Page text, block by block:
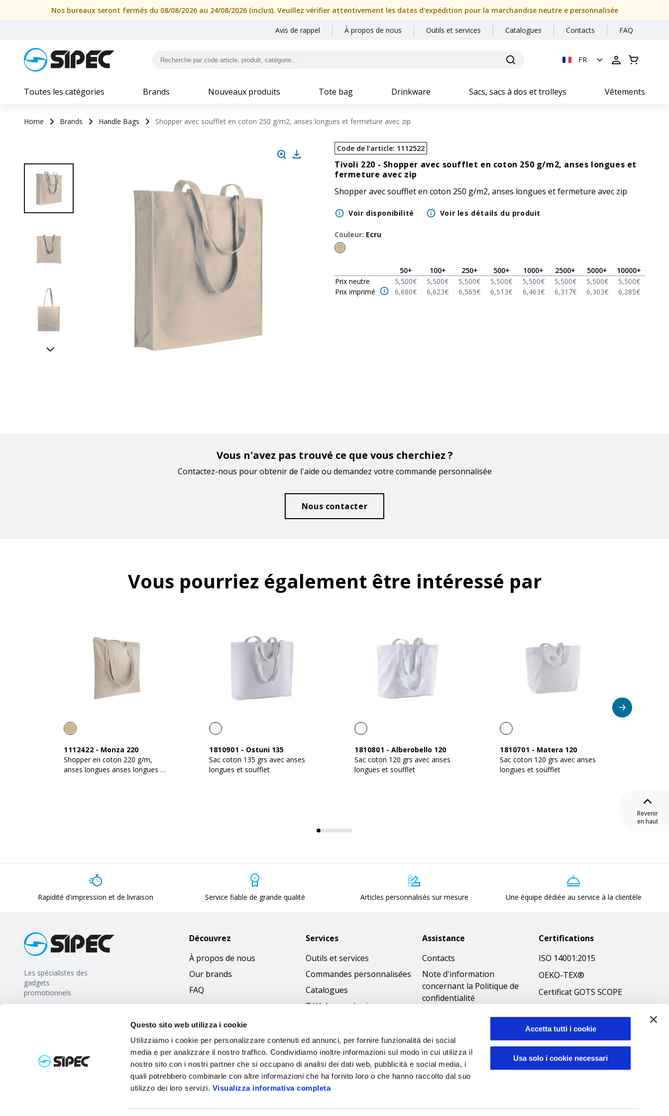
Questo sito web utilizza i cookie
Utilizziamo i cookie per personalizzare contenuti ed annunci, per fornire funzionalità dei social
media e per analizzare il nostro traffico. Condividiamo inoltre informazioni sul modo in cui utilizza il
nostro sito con i nostri partner che si occupano di analisi dei dati web, pubblicità e social media, i
quali potrebbero combinarle con altre informazioni che ha fornito loro o che hanno raccolto dal suo
utilizzo dei loro servizi. Visualizza informativa completa
Accetta tutti i cookie
Usa solo i cookie necessari
Nos bureaux seront fermés du 08/08/2026 au 24/08/2026 (inclus). Veuillez vérifier attentivement les dates d'expédition pour la marchandise neutre e personnalisée
Avis de rappel À propos de nous Outils et services Catalogues Contacts FAQ
FR
Toutes les catégories Brands Nouveaux produits Tote bag Drinkware Sacs, sacs à dos et trolleys Vêtements
Home Brands Handle Bags Shopper avec soufflet en coton 250 g/m2, anses longues et fermeture avec zip
Code de l’article: 1112522
Tivoli 220 - Shopper avec soufflet en coton 250 g/m2, anses longues et
fermeture avec zip
Shopper avec soufflet en coton 250 g/m2, anses longues et fermeture avec zip
Voir disponibilité Voir les détails du produit
Couleur: Ecru
50+ 100+ 250+ 500+ 1000+ 2500+ 5000+ 10000+
Prix neutre
5,500€ 5,500€ 5,500€ 5,500€ 5,500€ 5,500€ 5,500€ 5,500€
Prix imprimé
6,680€ 6,623€ 6,565€ 6,513€ 6,463€ 6,317€ 6,303€ 6,285€
Vous n'avez pas trouvé ce que vous cherchiez ?
Contactez-nous pour obtenir de l'aide ou demandez votre commande personnalisée
Nous contacter
Vous pourriez également être intéressé par
1112422 - Monza 220
Shopper en coton 220 g/m,
anses longues anses longues et
1810901 - Ostuni 135
Sac coton 135 grs avec anses
longues et soufflet
1810801 -Alberobello 120
Sac coton 120 grs avec anses
longues et soufflet
1810701 - Matera 120
Sac coton 120 grs avec anses
longues et soufflet
Revenir
en haut
Rapidité d'impression et de livraison Service fiable de grande qualité Articles personnalisés sur mesure Une équipe dédiée au service à la clientèle
Les spécialistes des
gadgets
promotionnels
Découvrez
À propos de nous
Our brands
FAQ
Services
Outils et services
Commandes personnalisées
Catalogues
Télécharger les images
Assistance
Contacts
Note d'information
concernant la Politique de
confidentialité
cookies
Accessibilità
Code éthique
Certifications
ISO 14001:2015
OEKO-TEX®
Certificat GOTS SCOPE
Politique
environnementale
Sécurité des produits